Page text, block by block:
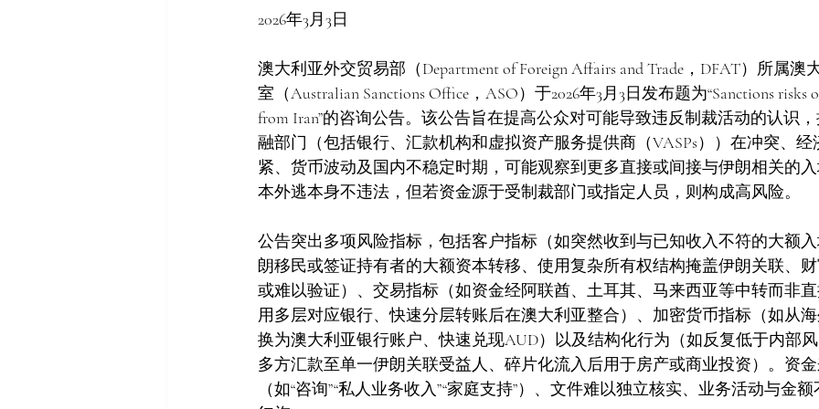
2026年3月3日
澳大利亚外交贸易部（Department of Foreign Affairs and Trade，DFAT）所属澳
室（Australian Sanctions Office，ASO）于2026年3月3日发布题为“Sanctions risks
from Iran”的咨询公告。该公告旨在提高公众对可能导致违反制裁活动的认识
融部门（包括银行、汇款机构和虚拟资产服务提供商（VASPs））在冲突、
紧、货币波动及国内不稳定时期，可能观察到更多直接或间接与伊朗相关的
本外逃本身不违法，但若资金源于受制裁部门或指定人员，则构成高风险。
公告突出多项风险指标，包括客户指标（如突然收到与已知收入不符的大额
朗移民或签证持有者的大额资本转移、使用复杂所有权结构掩盖伊朗关联、
或难以验证）、交易指标（如资金经阿联酋、土耳其、马来西亚等中转而非
用多层对应银行、快速分层转账后在澳大利亚整合）、加密货币指标（如从
换为澳大利亚银行账户、快速兑现AUD）以及结构化行为（如反复低于内部
多方汇款至单一伊朗关联受益人、碎片化流入后用于房产或商业投资）。资
（如“咨询”“私人业务收入”“家庭支持”）、文件难以独立核实、业务活动与金